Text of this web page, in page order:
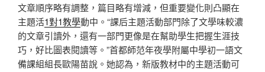
文章順序略有調整，篇目略有增減，但重要變化則凸顯在
主題活1對1教學動中。“課后主題活動部門除了文學味較濃
的文章引讀外，還有一部門更像是在幫助學生把握生涯技
巧，好比圖表閱讀等。”首都師范年夜學附屬中學初一語文
備課組組長歐陽苗說。她認為，新版教材中的主題活動可